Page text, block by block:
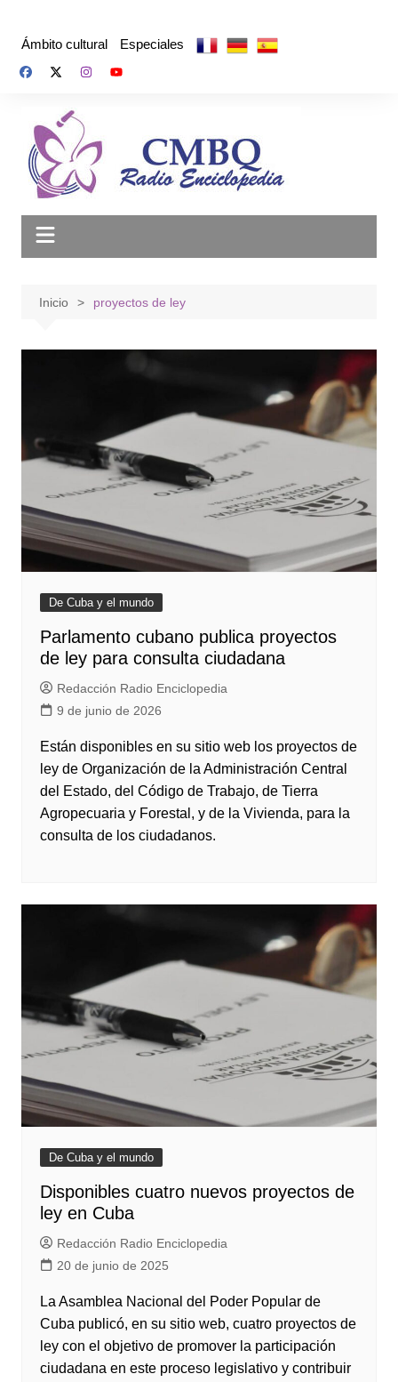
Ámbito cultural Especiales
Inicio proyectos de ley
De Cuba y el mundo
Parlamento cubano publica proyectos
de ley para consulta ciudadana
Redacción Radio Enciclopedia
9 de junio de 2026
Están disponibles en su sitio web los proyectos de
ley de Organización de la Administración Central
del Estado, del Código de Trabajo, de Tierra
Agropecuaria y Forestal, y de la Vivienda, para la
consulta de los ciudadanos.
De Cuba y el mundo
Disponibles cuatro nuevos proyectos de
ley en Cuba
Redacción Radio Enciclopedia
20 de junio de 2025
La Asamblea Nacional del Poder Popular de
Cuba publicó, en su sitio web, cuatro proyectos de
ley con el objetivo de promover la participación
ciudadana en este proceso legislativo y contribuir